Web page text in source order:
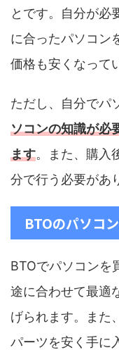
とです。自分が必
に合ったパソコン
価格も安くなって
ただし、自分でパ
ソコンの知識が必
ます。また、購入
分で行う必要があ
BTOのパソコ
BTOでパソコンを
途に合わせて最適
げられます。また
パーツを安く手に